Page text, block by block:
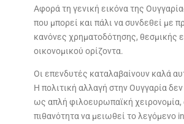
Αφορά τη γενική εικόνα της
που μπορεί και πάλι να συνδεθεί με
κανόνες χρηματοδότησης, θεσμικής
οικονομικού ορίζοντα.
Οι επενδυτές καταλαβαίνουν καλά
Η πολιτική αλλαγή στην Ουγγαρία
ως απλή φιλοευρωπαϊκή
πιθανότητα να μειωθεί το λεγόμενο